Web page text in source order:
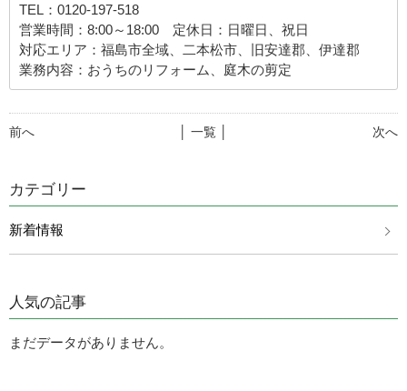
TEL：0120-197-518
営業時間：8:00～18:00 定休日：日曜日、祝日
対応エリア：福島市全域、二本松市、旧安達郡、伊達郡
業務内容：おうちのリフォーム、庭木の剪定
前へ 次へ
│ 一覧 │
カテゴリー
新着情報
人気の記事
まだデータがありません。